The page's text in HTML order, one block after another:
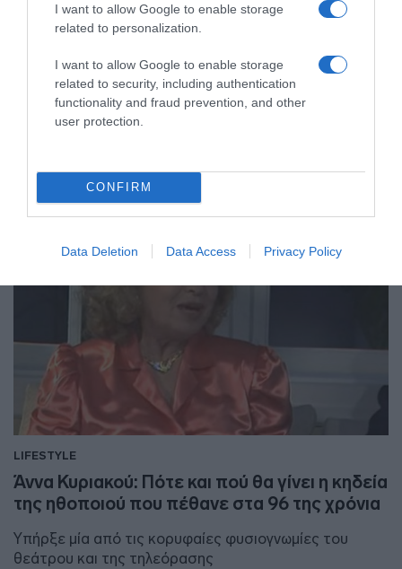
I want to allow Google to enable storage
related to personalization.
I want to allow Google to enable storage
related to security, including authentication
functionality and fraud prevention, and other
user protection.
CONFIRM
Data Deletion Data Access Privacy Policy
Άννα Κυριακού: Το σπαρακτικό «αντίο» του
γιου της με την τελευταία της φωτογραφία
(pics)
Η σπουδαία ηθοποιός έφυγε από την ζωή σε ηλικία 96
LIFESTYLE
Άννα Κυριακού: Πότε και πού θα γίνει η κηδεία
της ηθοποιού που πέθανε στα 96 της χρόνια
Υπήρξε μία από τις κορυφαίες φυσιογνωμίες του
θεάτρου και της τηλεόρασης